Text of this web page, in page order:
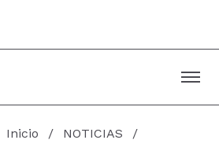
Inicio NOTICIAS